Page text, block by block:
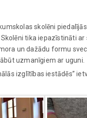
skolēni
tika iepazīstināti ar
un dažādu formu
uzmanīgiem ar uguni.
izglītības iestādēs”